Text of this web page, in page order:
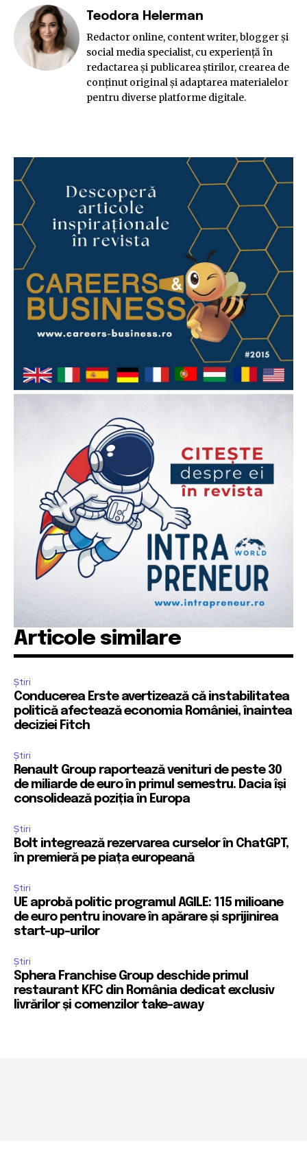
Teodora Helerman
Redactor online, content writer, blogger și
social media specialist, cu experiență în
redactarea și publicarea știrilor, crearea de
conținut original și adaptarea materialelor
pentru diverse platforme digitale.
Articole similare
Știri
Conducerea Erste avertizează că instabilitatea
politică afectează economia României, înaintea
deciziei Fitch
Știri
Renault Group raportează venituri de peste 30
de miliarde de euro în primul semestru. Dacia își
consolidează poziția în Europa
Știri
Bolt integrează rezervarea curselor în ChatGPT,
în premieră pe piața europeană
Știri
UE aprobă politic programul AGILE: 115 milioane
de euro pentru inovare în apărare și sprijinirea
start-up-urilor
Știri
Sphera Franchise Group deschide primul
restaurant KFC din România dedicat exclusiv
livrărilor și comenzilor take-away